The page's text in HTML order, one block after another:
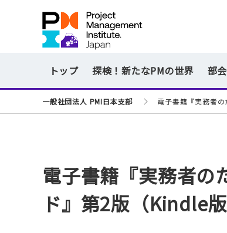
トップ 探検！新たなPMの世界 部
一般社団法人 PMI日本支部 電子書籍『実務者
電子書籍『実務者の
ド』第2版（Kindle